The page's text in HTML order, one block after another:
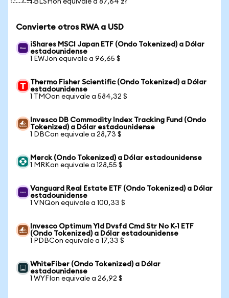
1 BLSHon equivale a 87,64 zł
Convierte otros RWA a USD
iShares MSCI Japan ETF (Ondo Tokenized) a Dólar
estadounidense
1 EWJon equivale a 96,65 $
Thermo Fisher Scientific (Ondo Tokenized) a Dólar
estadounidense
1 TMOon equivale a 584,32 $
Invesco DB Commodity Index Tracking Fund (Ondo
Tokenized) a Dólar estadounidense
1 DBCon equivale a 28,73 $
Merck (Ondo Tokenized) a Dólar estadounidense
1 MRKon equivale a 128,55 $
Vanguard Real Estate ETF (Ondo Tokenized) a Dólar
estadounidense
1 VNQon equivale a 100,33 $
Invesco Optimum Yld Dvsfd Cmd Str No K-1 ETF
(Ondo Tokenized) a Dólar estadounidense
1 PDBCon equivale a 17,33 $
WhiteFiber (Ondo Tokenized) a Dólar
estadounidense
1 WYFIon equivale a 26,92 $